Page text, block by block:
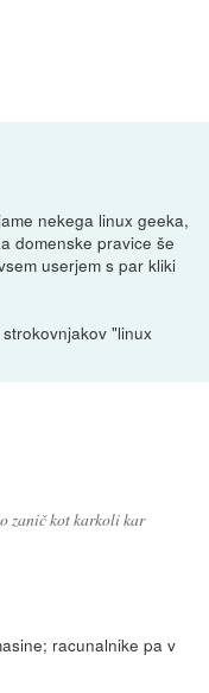
nekega linux geeka,
domenske pravice še
userjem s par kliki
"linux
zanič kot karkoli kar
racunalnike pa v